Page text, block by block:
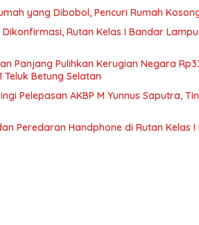
yang Dibobol, Pencuri Rumah
Rutan Kelas I Bandar
Panjang Pulihkan Kerugian Negara
Teluk Betung Selatan
Pelepasan AKBP M Yunnus Saputra,
Peredaran Handphone di Rutan Kelas